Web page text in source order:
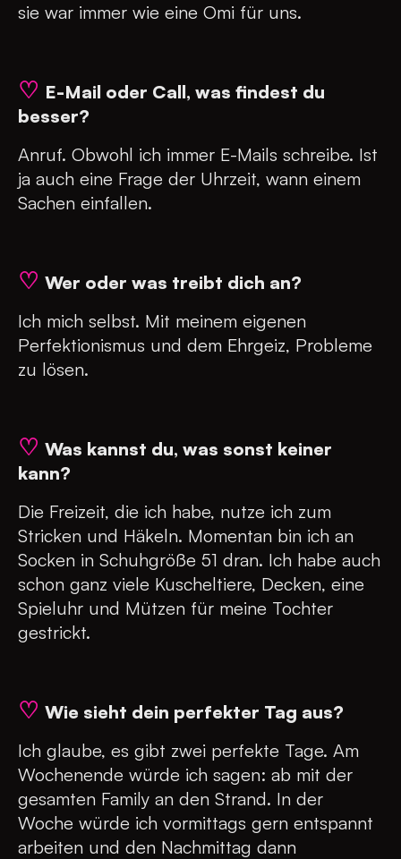
sie war immer wie eine Omi für uns.
♡ E-Mail oder Call, was findest du
besser?
Anruf. Obwohl ich immer E-Mails schreibe. Ist
ja auch eine Frage der Uhrzeit, wann einem
Sachen einfallen.
♡ Wer oder was treibt dich an?
Ich mich selbst. Mit meinem eigenen
Perfektionismus und dem Ehrgeiz, Probleme
zu lösen.
♡ Was kannst du, was sonst keiner
kann?
Die Freizeit, die ich habe, nutze ich zum
Stricken und Häkeln. Momentan bin ich an
Socken in Schuhgröße 51 dran. Ich habe auch
schon ganz viele Kuscheltiere, Decken, eine
Spieluhr und Mützen für meine Tochter
gestrickt.
♡ Wie sieht dein perfekter Tag aus?
Ich glaube, es gibt zwei perfekte Tage. Am
Wochenende würde ich sagen: ab mit der
gesamten Family an den Strand. In der
Woche würde ich vormittags gern entspannt
arbeiten und den Nachmittag dann